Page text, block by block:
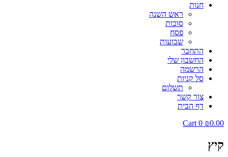
חנות
ראש השנה
סוכות
פסח
שבועות
התחבר
החשבון שלי
הרשמה
סל קניות
תשלום
צור קשר
דף הבית
₪0.00
0
Cart
קיץ